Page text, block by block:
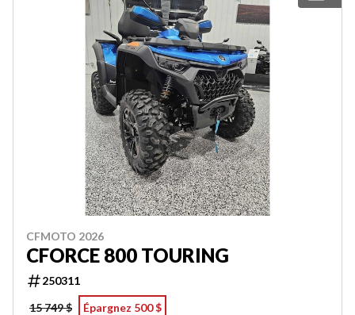
CFMOTO 2026
CFORCE 800 TOURING
250311
15 749 $
Épargnez 500 $